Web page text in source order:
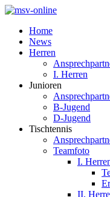
Home
News
Herren
I. Herren
Junioren
B-Jugend
D-Jugend
Tischtennis
Teamfoto
I.
II.